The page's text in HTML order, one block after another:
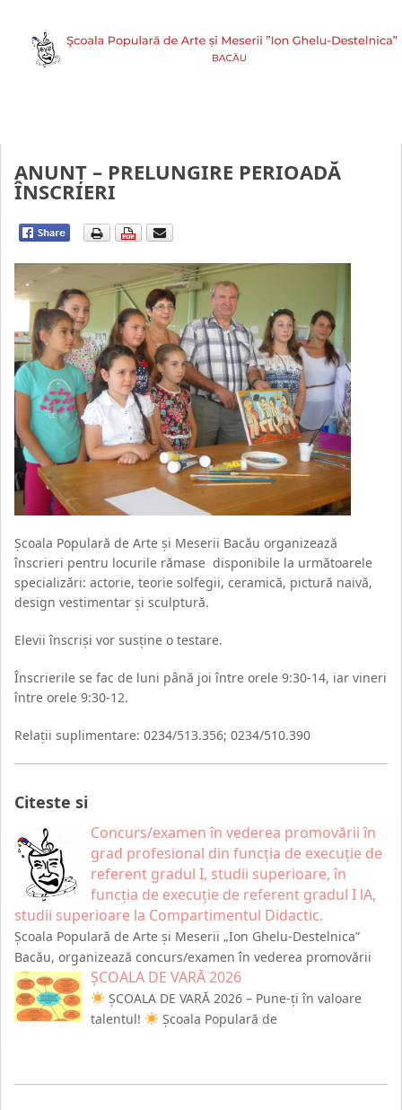
ANUNŢ – PRELUNGIRE PERIOADĂ
ÎNSCRIERI
Şcoala Populară de Arte şi Meserii Bacău organizează
înscrieri pentru locurile rămase disponibile la următoarele
specializări: actorie, teorie solfegii, ceramică, pictură naivă,
design vestimentar şi sculptură.
Elevii înscrişi vor susţine o testare.
Înscrierile se fac de luni până joi între orele 9:30-14, iar vineri
între orele 9:30-12.
Relaţii suplimentare: 0234/513.356; 0234/510.390
Citeste si
Concurs/examen în vederea promovării în
grad profesional din funcția de execuție de
referent gradul I, studii superioare, în
funcția de execuție de referent gradul I lA,
studii superioare la Compartimentul Didactic.
Școala Populară de Arte și Meserii „Ion Ghelu-Destelnica”
Bacău, organizează concurs/examen în vederea promovării
ȘCOALA DE VARĂ 2026
ȘCOALA DE VARĂ 2026 – Pune-ți în valoare
talentul!
Școala Populară de